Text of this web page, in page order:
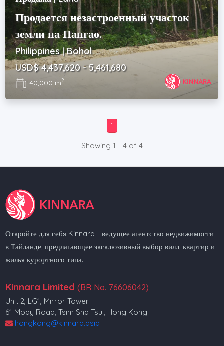
Продается незастроенный участок
земли на Пангао.
Philippines | Bohol
USD$ 4,437,620 - 5,461,680
40,000 m2
1
Showing 1 - 4 of 4
Откройте для себя Kinnara - ведущее агентство недвижимости
в Тайланде, предлагающее эксклюзивный выбор вилл, квартир и
жилья курортного типа.
Kinnara Limited (BR No. 76606042)
Unit 2, LG1, Mirror Tower
61 Mody Road, Tsim Sha Tsui, Hong Kong
hongkong@kinnara.asia